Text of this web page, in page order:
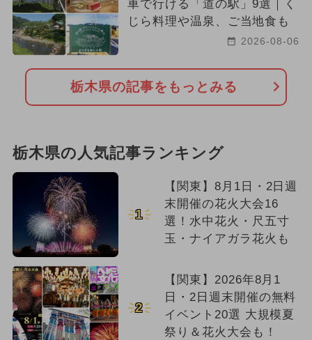
車で行ける「道の駅」9選｜く
じら料理や温泉、ご当地食も
2026-08-06
栃木県の記事をもっとみる
栃木県の人気記事ランキング
1
【関東】8月1日・2日週
末開催の花火大会16
選！水中花火・尺五寸
玉・ナイアガラ花火も
2
【関東】2026年8月1
日・2日週末開催の無料
イベント20選 大規模夏
祭り＆花火大会も！